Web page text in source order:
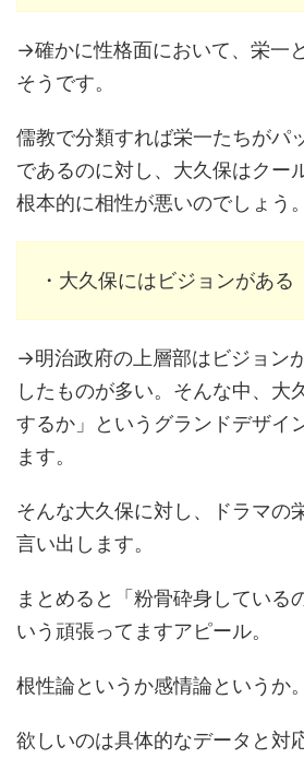
→確かに性格面において、栄一
そうです。
儒教で分類すれば栄一たちがパ
であるのに対し、大久保はクー
根本的に相性が悪いのでしょう。
・大久保にはビジョンがある
→明治政府の上層部はビジョン
したものが多い。そんな中、大
するか」というグランドデザイ
ます。
そんな大久保に対し、ドラマの
言い出します。
まとめると「粉骨砕身している
いう頑張ってますアピール。
根性論というか感情論というか。
欲しいのは具体的なデータと対